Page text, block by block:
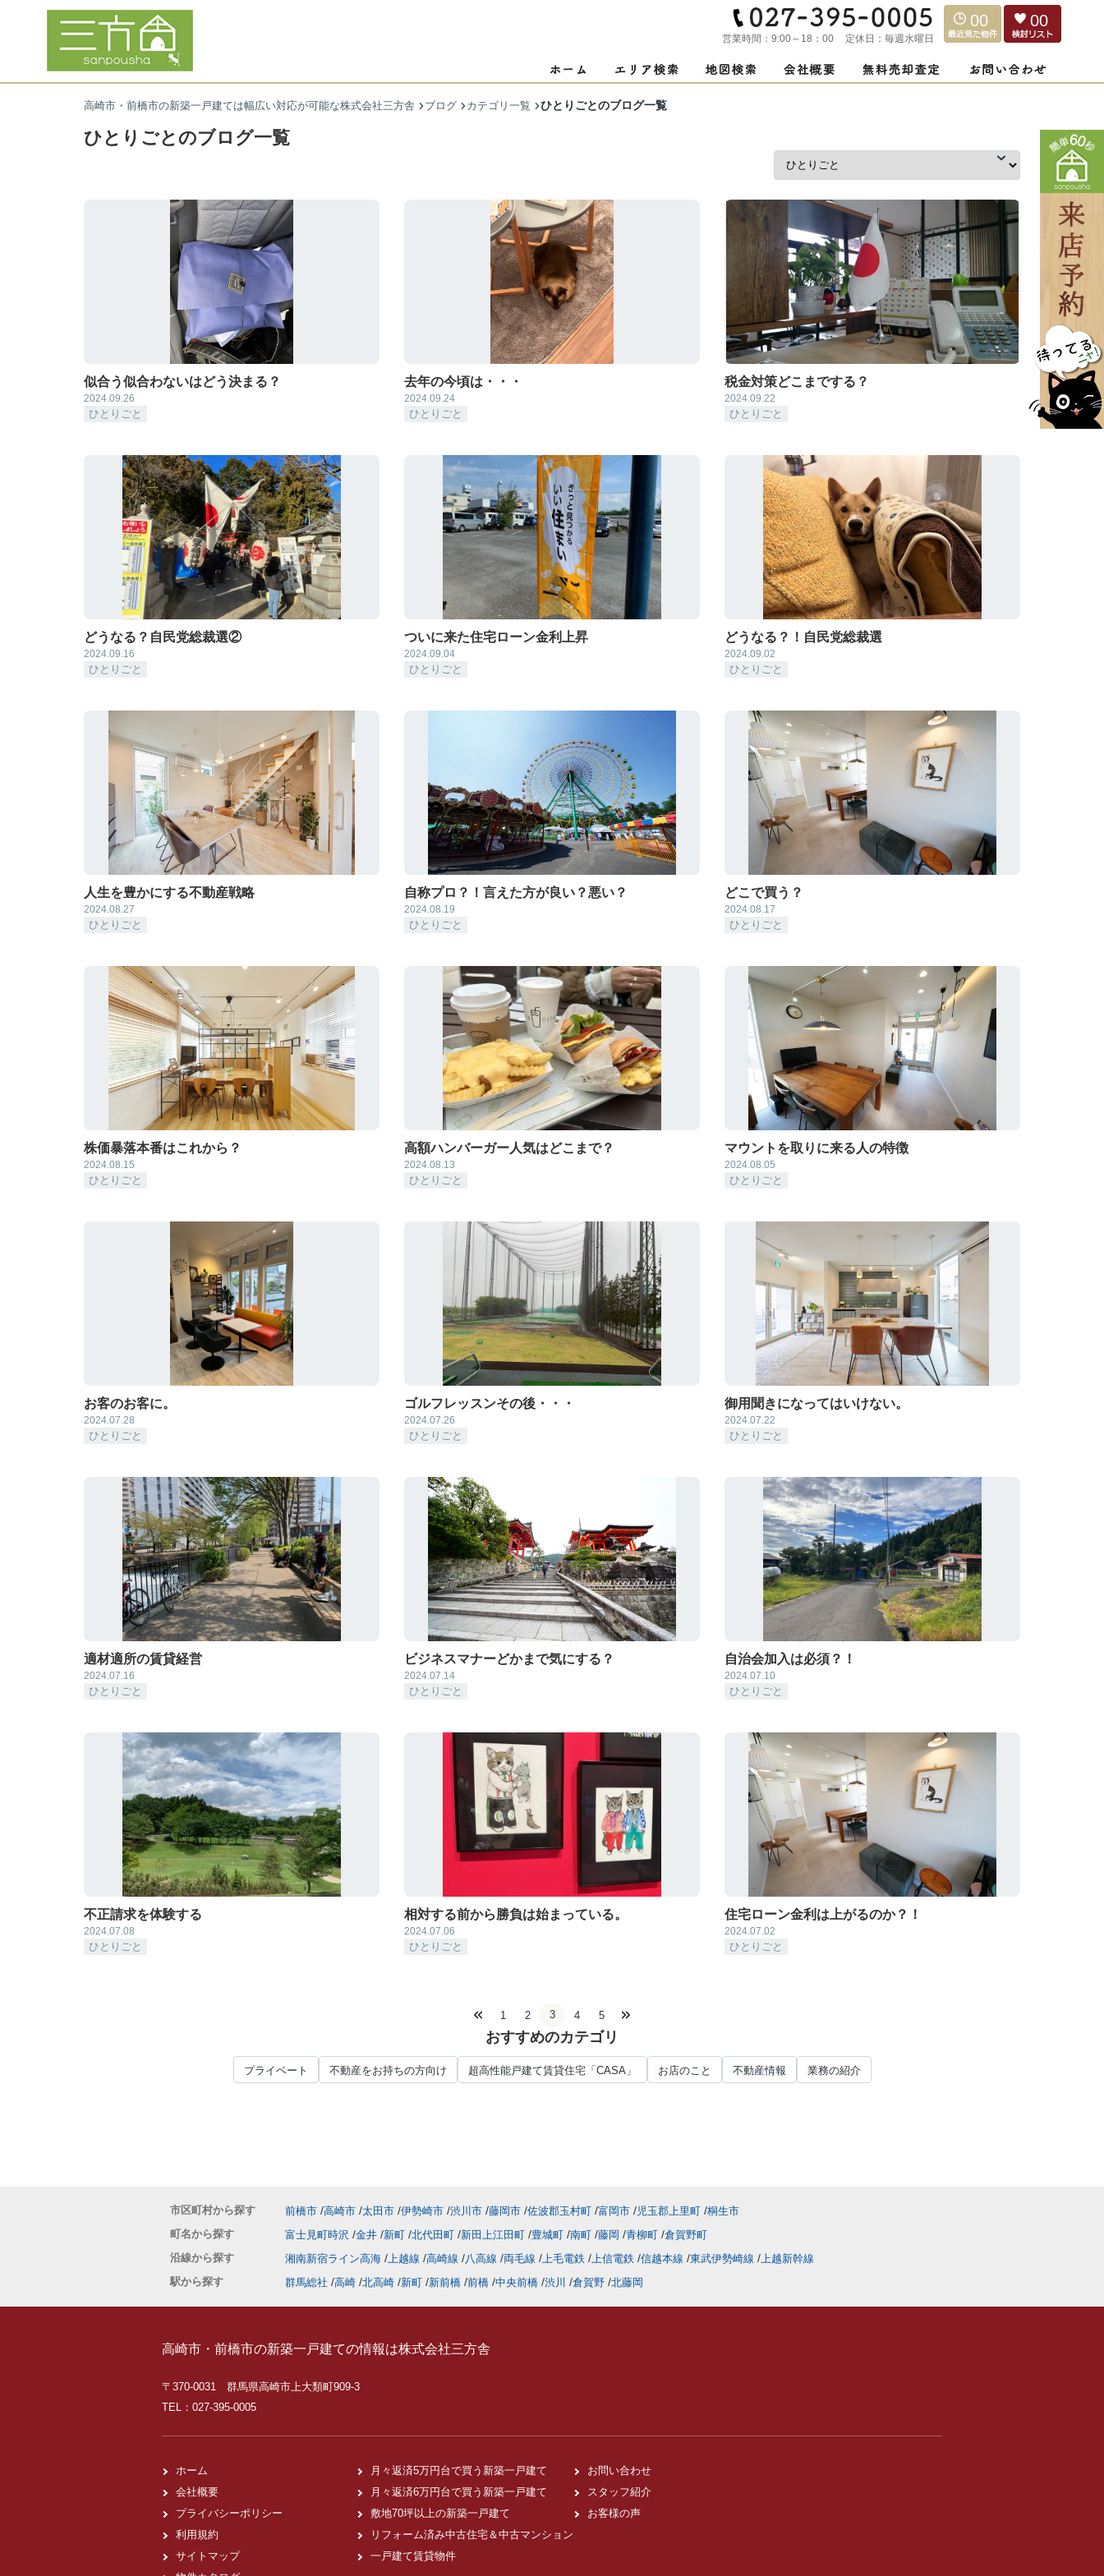
営業時間： 9:00～18：00 定休日： 毎週水曜日
00 00
高崎市・前橋市の新築一戸建ては幅広い対応が可能な株式会社三方舎 ブログ カテゴリ一覧 ひとりごとのブログ一覧
ひとりごとのブログ一覧
似合う似合わないはどう決まる？
2024.09.26
ひとりごと
去年の今頃は・・・
2024.09.24
ひとりごと
税金対策どこまでする？
2024.09.22
ひとりごと
どうなる？自民党総裁選②
2024.09.16
ひとりごと
ついに来た住宅ローン金利上昇
2024.09.04
ひとりごと
どうなる？！自民党総裁選
2024.09.02
ひとりごと
人生を豊かにする不動産戦略
2024.08.27
ひとりごと
自称プロ？！言えた方が良い？悪い？
2024.08.19
ひとりごと
どこで買う？
2024.08.17
ひとりごと
株価暴落本番はこれから？
2024.08.15
ひとりごと
高額ハンバーガー人気はどこまで？
2024.08.13
ひとりごと
マウントを取りに来る人の特徴
2024.08.05
ひとりごと
お客のお客に。
2024.07.28
ひとりごと
ゴルフレッスンその後・・・
2024.07.26
ひとりごと
御用聞きになってはいけない。
2024.07.22
ひとりごと
適材適所の賃貸経営
2024.07.16
ひとりごと
ビジネスマナーどかまで気にする？
2024.07.14
ひとりごと
自治会加入は必須？！
2024.07.10
ひとりごと
不正請求を体験する
2024.07.08
ひとりごと
相対する前から勝負は始まっている。
2024.07.06
ひとりごと
住宅ローン金利は上がるのか？！
2024.07.02
ひとりごと
1 2 3 4 5
おすすめのカテゴリ
プライベート 不動産をお持ちの方向け 超高性能戸建て賃貸住宅「CASA」 お店のこと 不動産情報 業務の紹介
市区町村から探す 前橋市 高崎市 太田市 伊勢崎市 渋川市 藤岡市 佐波郡玉村町 富岡市 児玉郡上里町 桐生市
町名から探す
富士見町時沢 金井 新町 北代田町 新田上江田町 豊城町 南町 藤岡 青柳町 倉賀野町
沿線から探す
湘南新宿ライン高海 上越線 高崎線 八高線 両毛線 上毛電鉄 上信電鉄 信越本線 東武伊勢崎線 上越新幹線
駅から探す
群馬総社 高崎 北高崎 新町 新前橋 前橋 中央前橋 渋川 倉賀野 北藤岡
高崎市・前橋市の新築一戸建ての情報は株式会社三方舎
〒370-0031 群馬県高崎市上大類町909-3
TEL：027-395-0005
ホーム
会社概要
プライバシーポリシー
利用規約
サイトマップ
月々返済5万円台で買う新築一戸建て
月々返済6万円台で買う新築一戸建て
敷地70坪以上の新築一戸建て
リフォーム済み中古住宅＆中古マンション
一戸建て賃貸物件
お問い合わせ
スタッフ紹介
お客様の声